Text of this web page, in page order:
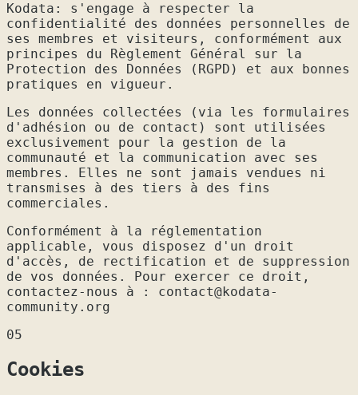
Kodata: s'engage à respecter la
confidentialité des données personnelles de
ses membres et visiteurs, conformément aux
principes du Règlement Général sur la
Protection des Données (RGPD) et aux bonnes
pratiques en vigueur.
Les données collectées (via les formulaires
d'adhésion ou de contact) sont utilisées
exclusivement pour la gestion de la
communauté et la communication avec ses
membres. Elles ne sont jamais vendues ni
transmises à des tiers à des fins
commerciales.
Conformément à la réglementation
applicable, vous disposez d'un droit
d'accès, de rectification et de suppression
de vos données. Pour exercer ce droit,
contactez-nous à : contact@kodata-
community.org
05
Cookies